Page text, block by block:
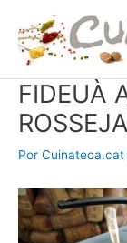
contenido
FIDEUÀ
Por Cuinateca.cat